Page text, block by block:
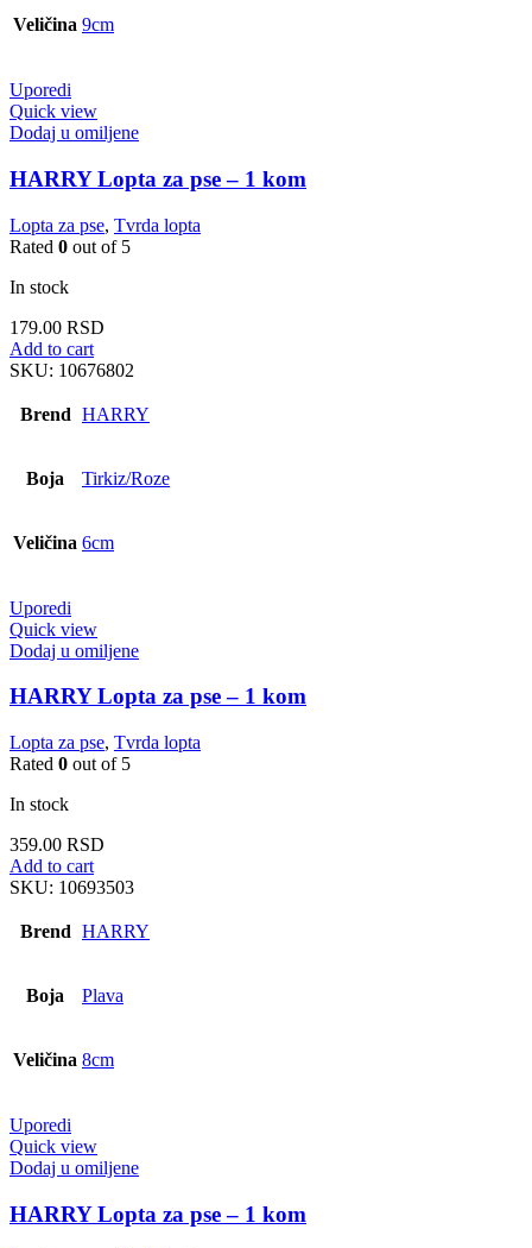
Veličina 9cm
Uporedi
Quick view
Dodaj u omiljene
HARRY Lopta za pse – 1 kom
Lopta za pse, Tvrda lopta
Rated 0 out of 5
In stock
179.00 RSD
Add to cart
SKU: 10676802
Brend HARRY
Boja Tirkiz/Roze
Veličina 6cm
Uporedi
Quick view
Dodaj u omiljene
HARRY Lopta za pse – 1 kom
Lopta za pse, Tvrda lopta
Rated 0 out of 5
In stock
359.00 RSD
Add to cart
SKU: 10693503
Brend HARRY
Boja Plava
Veličina 8cm
Uporedi
Quick view
Dodaj u omiljene
HARRY Lopta za pse – 1 kom